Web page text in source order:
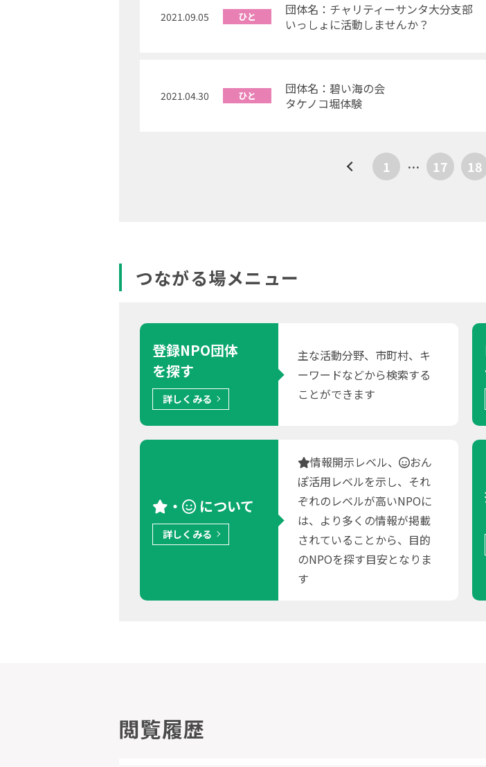
2021.09.05 ひと
団体名：チャリティーサンタ大分支部
いっしょに活動しませんか？
2021.04.30 ひと
団体名：碧い海の会
タケノコ堀体験
1 … 17 18
つながる場メニュー
登録NPO団体
を探す
詳しくみる
主な活動分野、市町村、キ
ーワードなどから検索する
ことができます
・ について
詳しくみる
情報開示レベル、
おん
ぽ活用レベルを示し、それ
ぞれのレベルが高いNPOに
は、より多くの情報が掲載
されていることから、目的
のNPOを探す目安となりま
す
閲覧履歴